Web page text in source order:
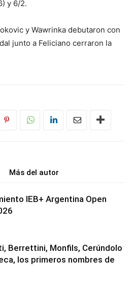
y 6/2.
y Wawrinka debutaron con
junto a Feliciano cerraron la
Más del autor
IEB+ Argentina Open
Berrettini, Monfils, Cerúndolo
los primeros nombres de